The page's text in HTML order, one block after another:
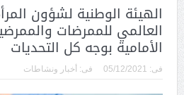
الهيئة الوطنية لشؤون
العالمي للممرضات
الأمامية بوجه كل التحديات
فى: 05/12/2021 فى: أخبار ونشاطات